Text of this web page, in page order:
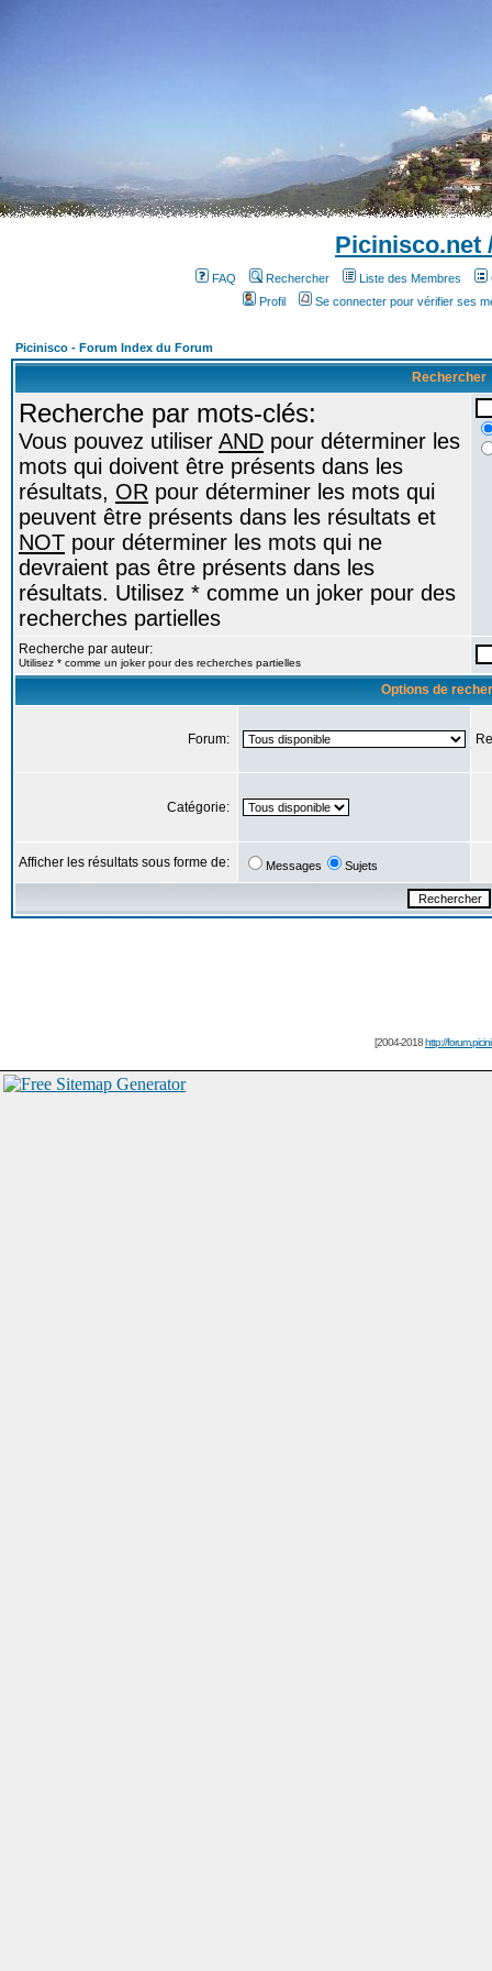
Picinisco.net
FAQ Rechercher Liste des Membres
Profil
Se connecter pour vérifier ses
Picinisco - Forum Index du Forum
Rechercher
Recherche par mots-clés:
Vous pouvez utiliser AND pour déterminer les
mots qui doivent être présents dans les
résultats, OR pour déterminer les mots qui
peuvent être présents dans les résultats et
NOT pour déterminer les mots qui ne
devraient pas être présents dans les
résultats. Utilisez * comme un joker pour des
recherches partielles
Recherche par auteur:
Utilisez * comme un joker pour des recherches partielles
Options de
Forum:
Catégorie:
Afficher les résultats sous forme de: Messages Sujets
[2004-2018http://